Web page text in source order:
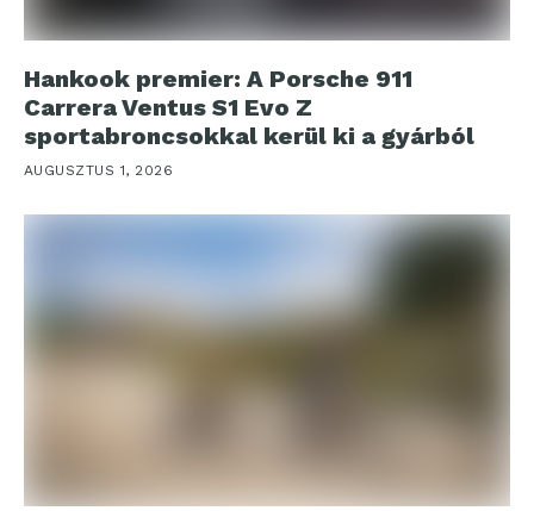
Hankook premier: A Porsche 911
Carrera Ventus S1 Evo Z
sportabroncsokkal kerül ki a gyárból
AUGUSZTUS 1, 2026